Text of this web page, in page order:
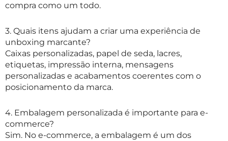
compra como um todo.
3. Quais itens ajudam a criar uma experiência de
unboxing marcante?
Caixas personalizadas, papel de seda, lacres,
etiquetas, impressão interna, mensagens
personalizadas e acabamentos coerentes com o
posicionamento da marca.
4. Embalagem personalizada é importante para e-
commerce?
Sim. No e-commerce, a embalagem é um dos